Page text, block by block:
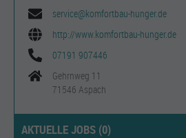
service@komfortbau-hunger.de
http://www.komfortbau-hunger.de
07191 907446
Gehrnweg 11
71546 Aspach
AKTUELLE JOBS (0)